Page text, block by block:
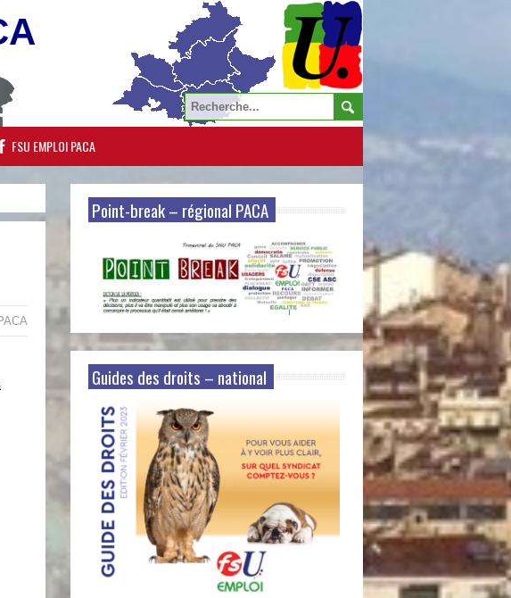
FSU EMPLOI PACA
Point-break – régional PACA
Guides des droits – national